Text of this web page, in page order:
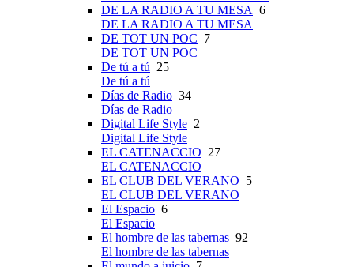
DE LA RADIO A TU MESA 6
DE LA RADIO A TU MESA
DE TOT UN POC 7
DE TOT UN POC
De tú a tú 25
De tú a tú
Días de Radio 34
Días de Radio
Digital Life Style 2
Digital Life Style
EL CATENACCIO 27
EL CATENACCIO
EL CLUB DEL VERANO 5
EL CLUB DEL VERANO
El Espacio 6
El Espacio
El hombre de las tabernas 92
El hombre de las tabernas